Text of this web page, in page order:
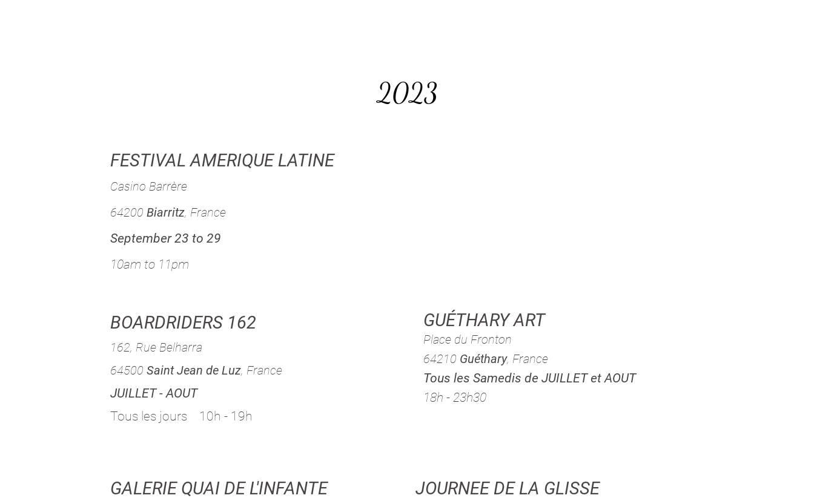
2023
FESTIVAL AMERIQUE LATINE
Casino Barrère
64200 Biarritz, France
September 23 to 29
10am to 11pm
BOARDRIDERS 162
162, Rue Belharra
64500 Saint Jean de Luz, France
JUILLET - AOUT
Tous les jours 10h - 19h
GUÉTHARY ART
Place du Fronton
64210 Guéthary, France
Tous les Samedis de JUILLET et AOUT
18h - 23h30
GALERIE QUAI DE L'INFANTE JOURNEE DE LA GLISSE